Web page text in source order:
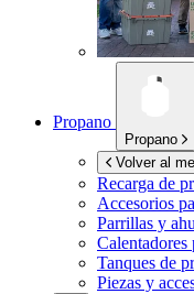
Propano
Propano
Volver al
Recarga de
Accesorios
Parrillas y
Calentadores
Tanques de
Piezas y